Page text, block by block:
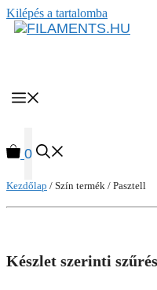
Kilépés a tartalomba
0
Kezdőlap / Szín termék / Pasztell
Készlet szerinti szűrés